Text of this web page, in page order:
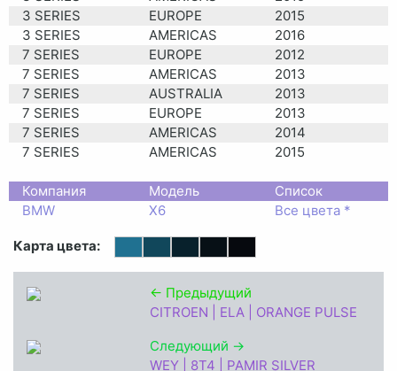
3 SERIES
EUROPE
2015
3 SERIES
AMERICAS
2016
7 SERIES
EUROPE
2012
7 SERIES
AMERICAS
2013
7 SERIES
AUSTRALIA
2013
7 SERIES
EUROPE
2013
7 SERIES
AMERICAS
2014
7 SERIES
AMERICAS
2015
1 SERIES
EUROPE
2011
1 SERIES
EUROPE
2012
CHINA
1 SERIES AUSTRALIA
EUROPE
2013
REPUBLIC OF
CHINA
Компания Модель
Список
BMW
X6 Все цвета *
Карта цвета:
← Предыдущий
CITROEN | ELA | ORANGE PULSE
Следующий →
WEY | 8T4 | PAMIR SILVER